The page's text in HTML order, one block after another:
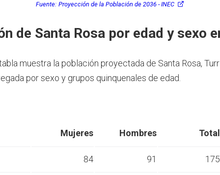
Fuente: Proyección de la Población de 2036 - INEC
de Santa Rosa por edad y sexo
muestra la población proyectada de Santa Rosa,
por sexo y grupos quinquenales de edad.
Mujeres Hombres Total
84 91 175